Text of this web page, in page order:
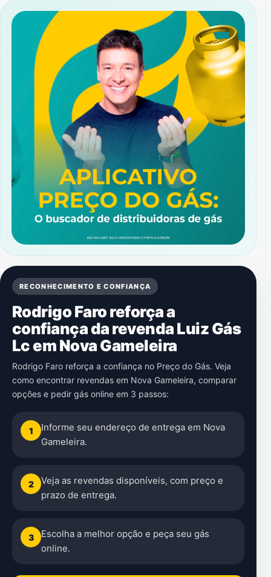
RECONHECIMENTO E CONFIANÇA
Rodrigo Faro reforça a
confiança da revenda Luiz Gás
Lc em Nova Gameleira
Rodrigo Faro reforça a confiança no Preço do Gás. Veja
como encontrar revendas em Nova Gameleira, comparar
opções e pedir gás online em 3 passos:
1
Informe seu endereço de entrega em Nova
Gameleira.
2
Veja as revendas disponíveis, com preço e
prazo de entrega.
3
Escolha a melhor opção e peça seu gás
online.